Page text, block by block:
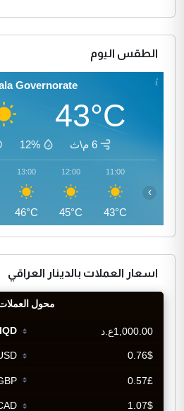
الطقس اليوم
Governorate
43°C
6 م\ث 12%
11:00
43°C
12:00
45°C
13:00
46°C
›
اسعار العملات بالدينار العراقي